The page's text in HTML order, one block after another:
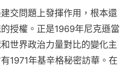
交問題上發揮作用，根本還
授權。正是1969年尼克遜當
世界政治力量對比的變化主
1971年基辛格秘密訪華。在